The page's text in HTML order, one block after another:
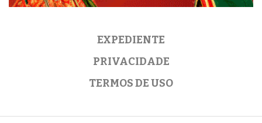
EXPEDIENTE
PRIVACIDADE
TERMOS DE USO